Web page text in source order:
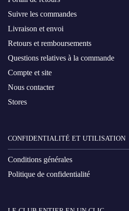
Suivre les commandes
Livraison et envoi
Retours et remboursements
Questions relatives à la commande
Compte et site
Nous contacter
Stores
CONFIDENTIALITÉ ET UTILISATION
Conditions générales
Politique de confidentialité